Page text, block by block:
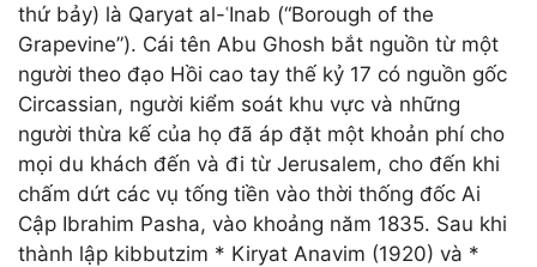
thứ bảy) là Qaryat al-ʿInab (“Borough of the
Grapevine”). Cái tên Abu Ghosh bắt nguồn từ một
người theo đạo Hồi cao tay thế kỷ 17 có nguồn gốc
Circassian, người kiểm soát khu vực và những
người thừa kế của họ đã áp đặt một khoản phí cho
mọi du khách đến và đi từ Jerusalem, cho đến khi
chấm dứt các vụ tống tiền vào thời thống đốc Ai
Cập Ibrahim Pasha, vào khoảng năm 1835. Sau khi
thành lập kibbutzim * Kiryat Anavim (1920) và *